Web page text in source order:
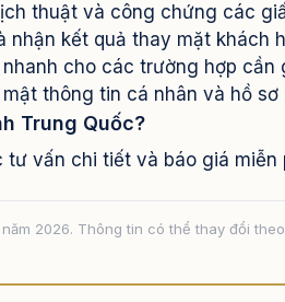
thuật và công chứng các
nhận kết quả thay mặt khách
cho các trường hợp cần
thông tin cá nhân và hồ sơ
Trung Quốc?
tư vấn chi tiết và báo giá miễn
2026. Thông tin có thể thay đổi